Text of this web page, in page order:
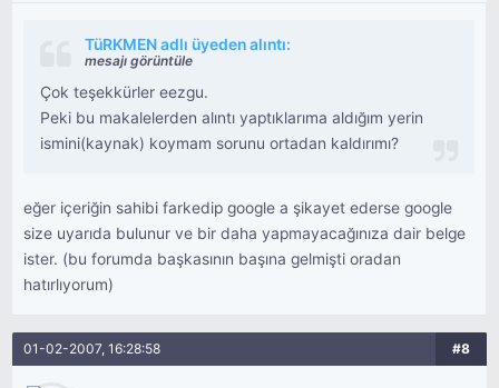
TüRKMEN adlı üyeden alıntı:
mesajı görüntüle
Çok teşekkürler eezgu.
Peki bu makalelerden alıntı yaptıklarıma aldığım yerin
ismini(kaynak) koymam sorunu ortadan kaldırımı?
eğer içeriğin sahibi farkedip google a şikayet ederse google
size uyarıda bulunur ve bir daha yapmayacağınıza dair belge
ister. (bu forumda başkasının başına gelmişti oradan
hatırlıyorum)
01-02-2007, 16:28:58 #8